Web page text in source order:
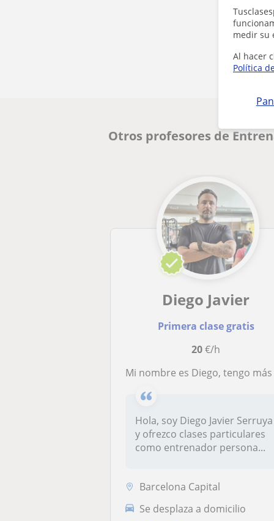
medir su
Al hacer
Política
Otros profesores de
Diego Javier
Primera clase gratis
20€/h
Mi nombre es Diego, tengo más de 15 años de experiencia como entrenador personal
Hola, soy Diego Javier Serruya
y ofrezco clases particulares
como entrenador persona...
Barcelona Capital
Se desplaza a domicilio